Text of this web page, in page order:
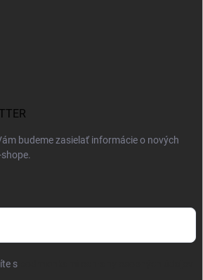
budeme zasielať informácie o nových
s